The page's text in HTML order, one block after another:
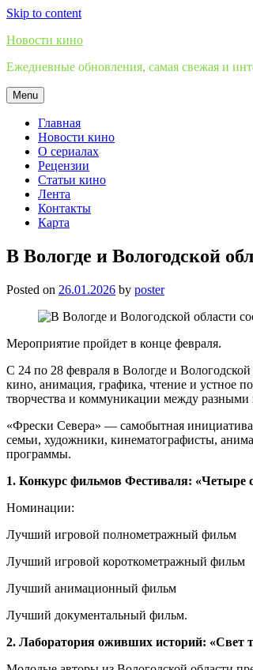
Skip to content
Новости кино
Ежедневные обновления, самая свежая и
Menu
Главная
Новости кино
О сериалах
Рецензии
Статьи кино
Лента
Контакты
Карта
В Вологде и Вологодской
Posted on 26.01.2026 by poster
Мероприятие пройдет в конце февраля.
С 24 по 28 февраля в Вологде и
кино, анимация, графика, чтение и устное
творчества и коммуникации между разными
«Фрески Севера» — самобытная
семьи, художники, кинематографисты,
программы.
1. Конкурс фильмов Фестиваля: «Четыре
Номинации:
Лучший игровой полнометражный фильм
Лучший игровой короткометражный фильм
Лучший анимационный фильм
Лучший документальный фильм.
2. Лаборатория оживших историй: «Свет